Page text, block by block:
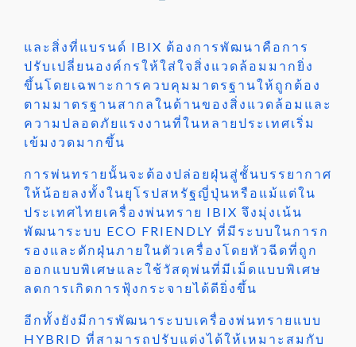
และสิ่งที่แบรนด์ IBIX ต้องการพัฒนาคือการ
ปรับเปลี่ยนองค์กรให้ใส่ใจสิ่งแวดล้อมมากยิ่ง
ขึ้นโดยเฉพาะการควบคุมมาตรฐานให้ถูกต้อง
ตามมาตรฐานสากลในด้านของสิ่งแวดล้อมและ
ความปลอดภัยแรงงานที่ในหลายประเทศเริ่ม
เข้มงวดมากขึ้น
การพ่นทรายนั้นจะต้องปล่อยฝุ่นสู่ชั้นบรรยากาศ
ให้น้อยลงทั้งในยุโรปสหรัฐญี่ปุ่นหรือแม้แต่ใน
ประเทศไทยเครื่องพ่นทราย IBIX จึงมุ่งเน้น
พัฒนาระบบ ECO FRIENDLY ที่มีระบบในการก
รองและดักฝุ่นภายในตัวเครื่องโดยหัวฉีดที่ถูก
ออกแบบพิเศษและใช้วัสดุพ่นที่มีเม็ดแบบพิเศษ
ลดการเกิดการฟุ้งกระจายได้ดียิ่งขึ้น
อีกทั้งยังมีการพัฒนาระบบเครื่องพ่นทรายแบบ
HYBRID ที่สามารถปรับแต่งได้ให้เหมาะสมกับ